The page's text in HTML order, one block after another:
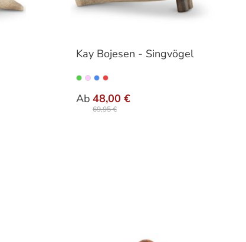
Kay Bojesen - Singvögel
Ab 48,00 €
69,95 €